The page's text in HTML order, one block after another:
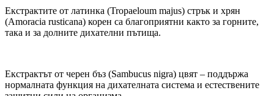
Екстрактите от латинка (Tropaeloum majus) стрък и хрян
(Amoracia rusticana) корен са благоприятни както за горните,
така и за долните дихателни пътища.
Екстрактът от черен бъз (Sambucus nigra) цвят – поддържа
нормалната функция на дихателната система и естествените